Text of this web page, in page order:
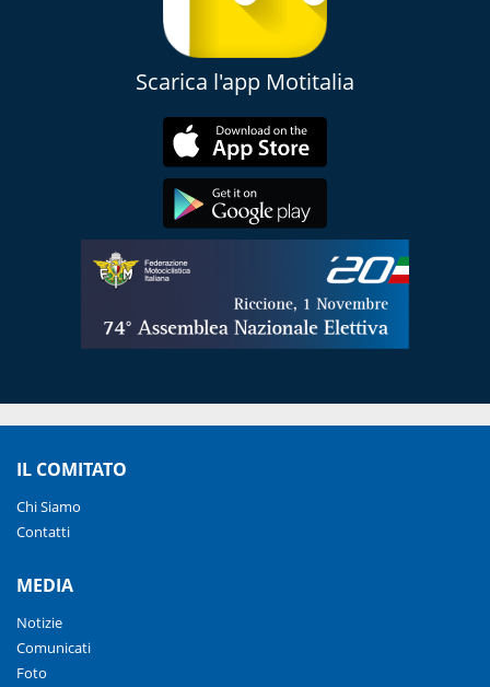
Scarica l'app Motitalia
IL COMITATO
Chi Siamo
Contatti
MEDIA
Notizie
Comunicati
Foto